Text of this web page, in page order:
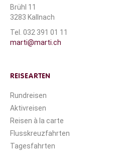
Brühl 11
3283 Kallnach
Tel. 032 391 01 11
marti@marti.ch
REISEARTEN
Rundreisen
Aktivreisen
Reisen à la carte
Flusskreuzfahrten
Tagesfahrten